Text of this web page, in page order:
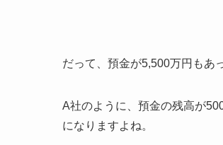
だって、預金が5,500万円もあ
A社のように、預金の残高が
になりますよね。